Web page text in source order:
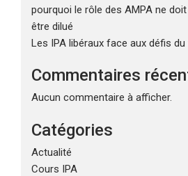
pourquoi le rôle des AMPA ne
être dilué
Les IPA libéraux face aux défis du
Commentaires
Aucun commentaire à afficher.
Catégories
Actualité
Cours IPA